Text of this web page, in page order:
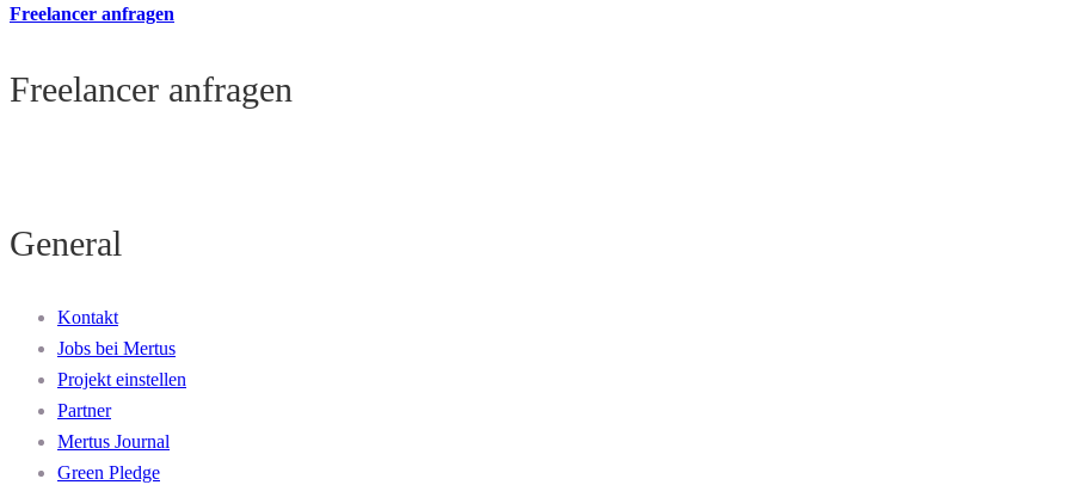
Freelancer anfragen
Freelancer anfragen
General
Kontakt
Jobs bei Mertus
Projekt einstellen
Partner
Mertus Journal
Green Pledge